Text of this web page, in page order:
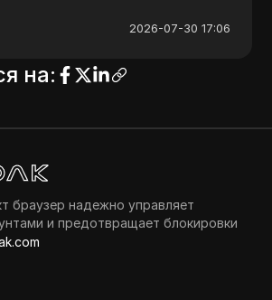
2026-07-30 17:06
на:
браузер надежно управляет
и предотвращает блокировки